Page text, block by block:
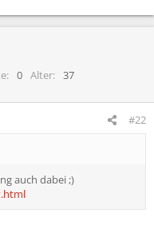
0 Alter
37
#22
auch dabei ;)